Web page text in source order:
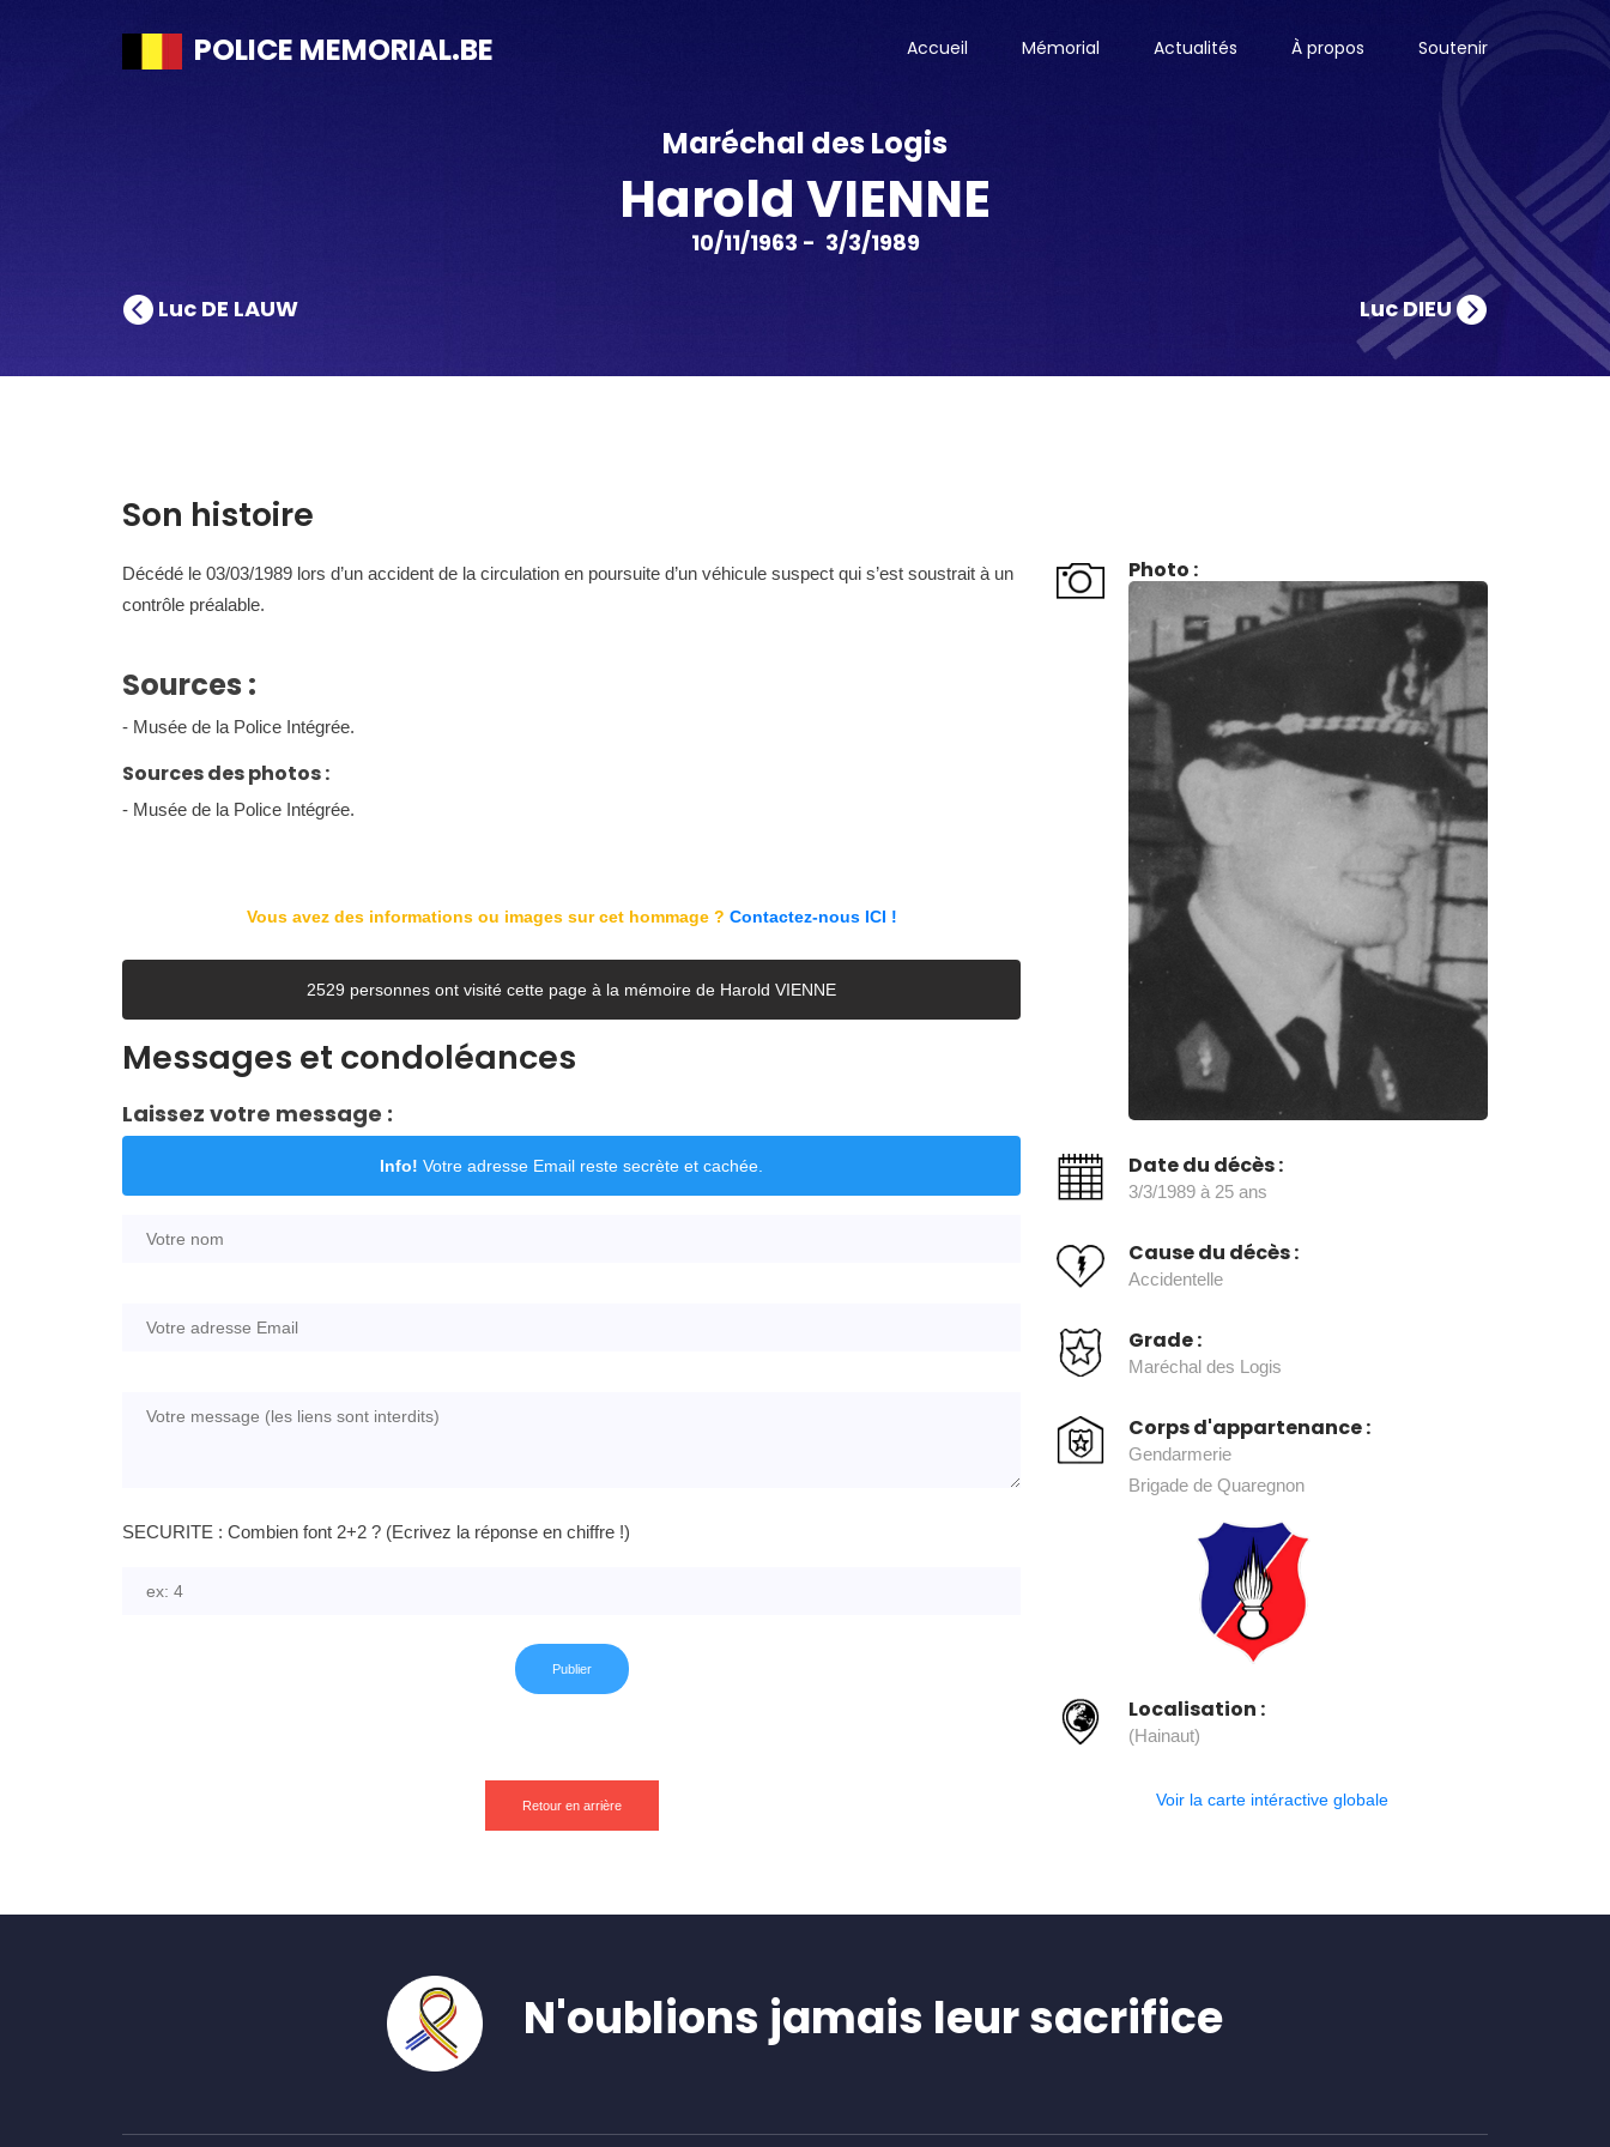
POLICE MEMORIAL.BE Accueil Mémorial Actualités À propos Soutenir
Maréchal des Logis
Harold VIENNE
10/11/1963 - 3/3/1989
Luc DE LAUW Luc DIEU
Son histoire
Décédé le 03/03/1989 lors d’un accident de la circulation en poursuite d’un véhicule suspect qui s’est soustrait à un
contrôle préalable.
Sources :
- Musée de la Police Intégrée.
Sources des photos :
- Musée de la Police Intégrée.
Vous avez des informations ou images sur cet hommage ? Contactez-nous ICI !
2529 personnes ont visité cette page à la mémoire de Harold VIENNE
Messages et condoléances
Laissez votre message :
Info! Votre adresse Email reste secrète et cachée.
SECURITE : Combien font 2+2 ? (Ecrivez la réponse en chiffre !)
Retour en arrière
Photo :
Date du décès :
3/3/1989 à 25 ans
Cause du décès :
Accidentelle
Grade :
Maréchal des Logis
Corps d'appartenance :
Gendarmerie
Brigade de Quaregnon
Localisation :
(Hainaut)
Voir la carte intéractive globale
N'oublions jamais leur sacrifice